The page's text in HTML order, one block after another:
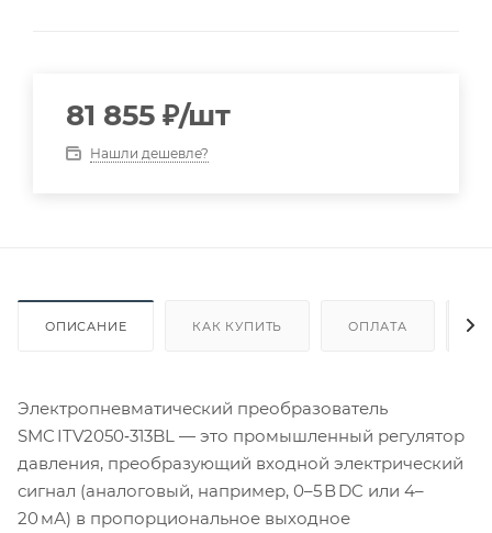
81 855 ₽/шт
Нашли дешевле?
ОПИСАНИЕ КАК КУПИТЬ ОПЛАТА
Электропневматический преобразователь
SMC ITV2050‑313BL — это промышленный регулятор
давления, преобразующий входной электрический
сигнал (аналоговый, например, 0–5 В DC или 4–
20 мА) в пропорциональное выходное